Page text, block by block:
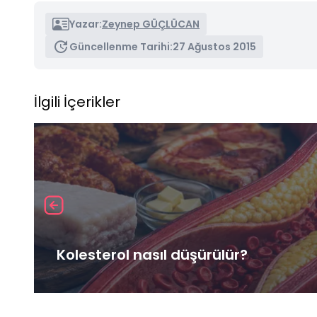
Yazar:Zeynep GÜÇLÜCAN
Güncellenme Tarihi:27 Ağustos 2015
İlgili İçerikler
Kolesterol nasıl düşürülür?